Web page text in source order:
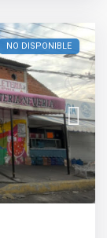
NO DISPONIBLE